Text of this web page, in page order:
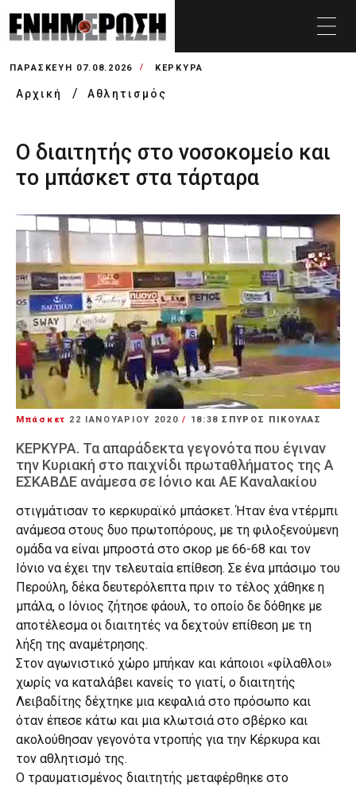
ΠΑΡΑΣΚΕΥΉ 07.08.2026 ΚΕΡΚΥΡΑ
Αρχική Αθλητισμός
Ο διαιτητής στο νοσοκομείο και
το μπάσκετ στα τάρταρα
Μπάσκετ 22 ΙΑΝΟΥΑΡΊΟΥ 2020/ 18:38 ΣΠΥΡΟΣ ΠΙΚΟΥΛΑΣ
ΚΕΡΚΥΡΑ. Τα απαράδεκτα γεγονότα που έγιναν
την Κυριακή στο παιχνίδι πρωταθλήματος της Α
ΕΣΚΑΒΔΕ ανάμεσα σε Ιόνιο και ΑΕ Καναλακίου
στιγμάτισαν το κερκυραϊκό μπάσκετ. Ήταν ένα ντέρμπι
ανάμεσα στους δυο πρωτοπόρους, με τη φιλοξενούμενη
ομάδα να είναι μπροστά στο σκορ με 66-68 και τον
Ιόνιο να έχει την τελευταία επίθεση. Σε ένα μπάσιμο του
Περούλη, δέκα δευτερόλεπτα πριν το τέλος χάθηκε η
μπάλα, ο Ιόνιος ζήτησε φάουλ, το οποίο δε δόθηκε με
αποτέλεσμα οι διαιτητές να δεχτούν επίθεση με τη
λήξη της αναμέτρησης.
Στον αγωνιστικό χώρο μπήκαν και κάποιοι «φίλαθλοι»
χωρίς να καταλάβει κανείς το γιατί, ο διαιτητής
Λειβαδίτης δέχτηκε μια κεφαλιά στο πρόσωπο και
όταν έπεσε κάτω και μια κλωτσιά στο σβέρκο και
ακολούθησαν γεγονότα ντροπής για την Κέρκυρα και
τον αθλητισμό της.
Ο τραυματισμένος διαιτητής μεταφέρθηκε στο